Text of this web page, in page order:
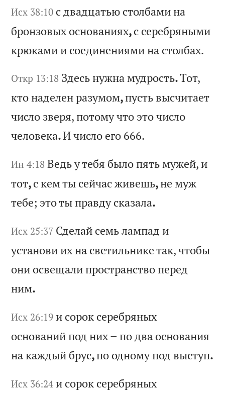
Исх 38:10 с двадцатью столбами на
бронзовых основаниях,с серебряными
крюками и соединениями на столбах.
Откр 13:18 Здесь нужнамудрость.Тот,
кто наделенразумом,пусть высчитает
число зверя, потомучто эточисло
человека.Ичисло его 666.
Ин 4:18 Ведьутебя было пятьмужей, и
тот,с кемты сейчасживешь,не муж
тебе; этоты правдусказала.
Исх 25:37 Сделай семьлампад и
установи ихна светильникетак,чтобы
они освещали пространство перед
ним.
Исх 26:19 и сорок серебряных
оснований под них– подва основания
на каждый брус,по одномупод выступ.
Исх 36:24 и сорок серебряных